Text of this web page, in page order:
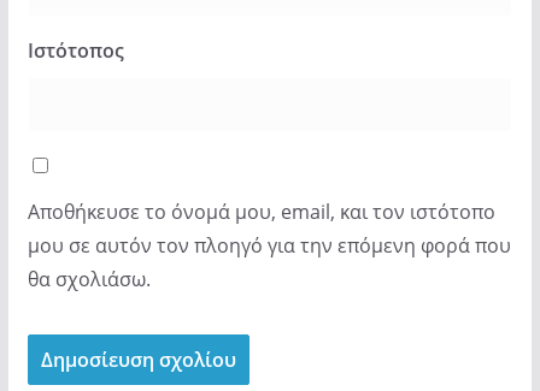
Ιστότοπος
Αποθήκευσε το όνομά μου, email, και τον ιστότοπο
μου σε αυτόν τον πλοηγό για την επόμενη φορά που
θα σχολιάσω.